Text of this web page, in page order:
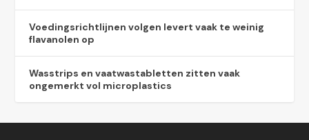
Voedingsrichtlijnen volgen levert vaak te weinig
flavanolen op
Wasstrips en vaatwastabletten zitten vaak
ongemerkt vol microplastics